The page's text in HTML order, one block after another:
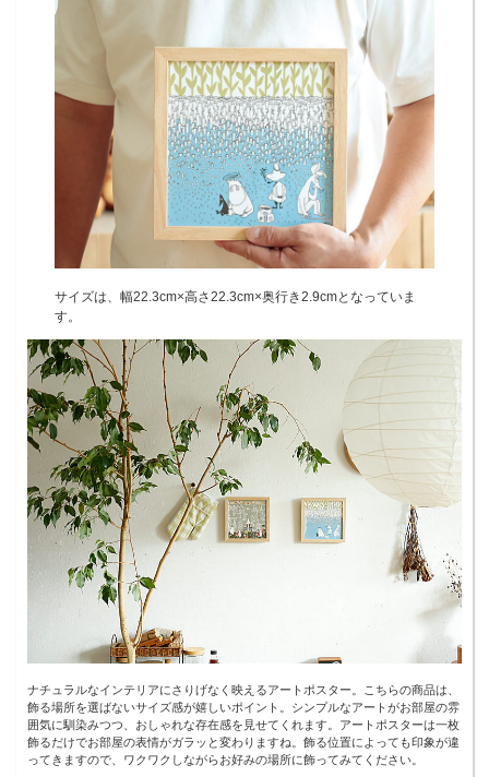
サイズは、幅22.3cm×高さ22.3cm×奥行き2.9cmとなっていま
す。
ナチュラルなインテリアにさりげなく映えるアートポスター。こちらの商品は、
飾る場所を選ばないサイズ感が嬉しいポイント。シンプルなアートがお部屋の雰
囲気に馴染みつつ、おしゃれな存在感を見せてくれます。アートポスターは一枚
飾るだけでお部屋の表情がガラッと変わりますね。飾る位置によっても印象が違
ってきますので、ワクワクしながらお好みの場所に飾ってみてください。